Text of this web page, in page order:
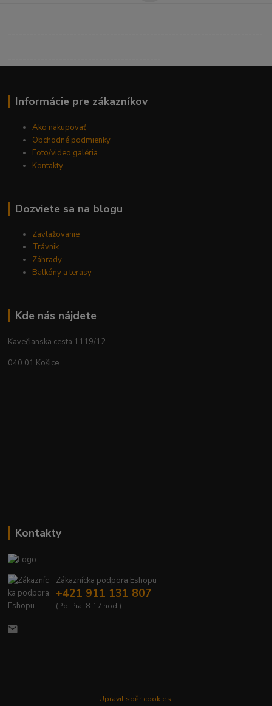
Informácie pre zákazníkov
Ako nakupovať
Obchodné podmienky
Foto/video galéria
Kontakty
Dozviete sa na blogu
Zavlažovanie
Trávnik
Záhrady
Balkóny a terasy
Kde nás nájdete
Kavečianska cesta 1119/12
040 01 Košice
Kontakty
Zákaznícka podpora Eshopu
+421 911 131 807
(Po-Pia, 8-17 hod.)
Upravit sběr cookies.